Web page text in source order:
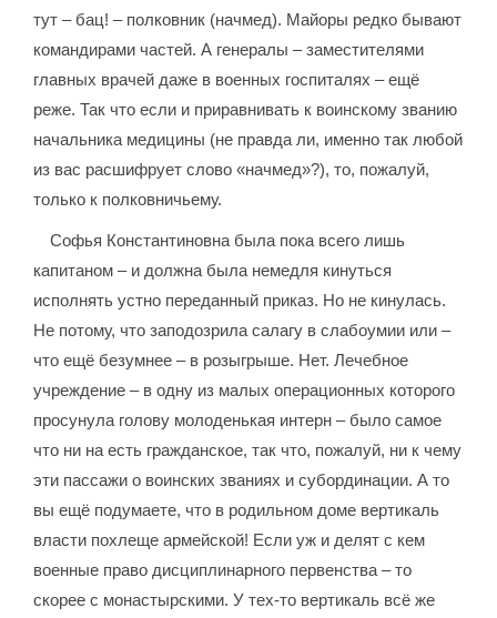
тут – бац! – полковник (начмед). Майоры редко бывают
командирами частей. А генералы – заместителями
главных врачей даже в военных госпиталях – ещё
реже. Так что если и приравнивать к воинскому званию
начальника медицины (не правда ли, именно так любой
из вас расшифрует слово «начмед»?), то, пожалуй,
только к полковничьему.
Софья Константиновна была пока всего лишь
капитаном – и должна была немедля кинуться
исполнять устно переданный приказ. Но не кинулась.
Не потому, что заподозрила салагу в слабоумии или –
что ещё безумнее – в розыгрыше. Нет. Лечебное
учреждение – в одну из малых операционных которого
просунула голову молоденькая интерн – было самое
что ни на есть гражданское, так что, пожалуй, ни к чему
эти пассажи о воинских званиях и субординации. А то
вы ещё подумаете, что в родильном доме вертикаль
власти похлеще армейской! Если уж и делят с кем
военные право дисциплинарного первенства – то
скорее с монастырскими. У тех-то вертикаль всё же